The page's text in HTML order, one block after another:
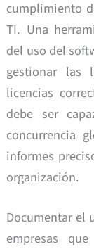
cumplimiento
TI. Una
del uso del
gestionar las
licencias
debe ser
concurrencia
informes
organización.
Documentar el
empresas